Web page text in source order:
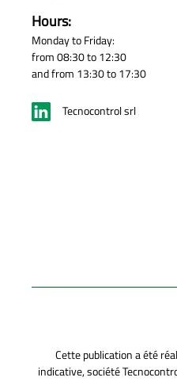
Hours:
Monday to Friday:
from 08:30 to 12:30
and from 13:30 to 17:30
Tecnocontrol srl
Cette publication a été
indicative, société